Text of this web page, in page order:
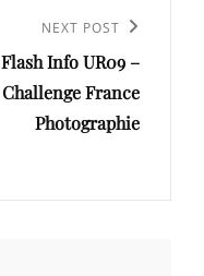
Post
NEXT POST
Flash Info UR09 –
Challenge France
Photographie